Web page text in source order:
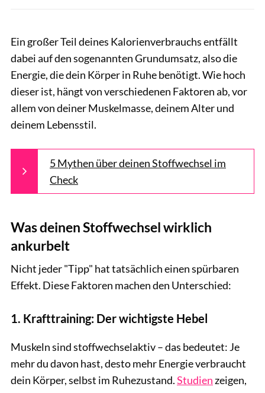
Ein großer Teil deines Kalorienverbrauchs entfällt
dabei auf den sogenannten Grundumsatz, also die
Energie, die dein Körper in Ruhe benötigt. Wie hoch
dieser ist, hängt von verschiedenen Faktoren ab, vor
allem von deiner Muskelmasse, deinem Alter und
deinem Lebensstil.
5 Mythen über deinen Stoffwechsel im
Check
Was deinen Stoffwechsel wirklich
ankurbelt
Nicht jeder "Tipp" hat tatsächlich einen spürbaren
Effekt. Diese Faktoren machen den Unterschied:
1. Krafttraining: Der wichtigste Hebel
Muskeln sind stoffwechselaktiv – das bedeutet: Je
mehr du davon hast, desto mehr Energie verbraucht
dein Körper, selbst im Ruhezustand.Studienzeigen,